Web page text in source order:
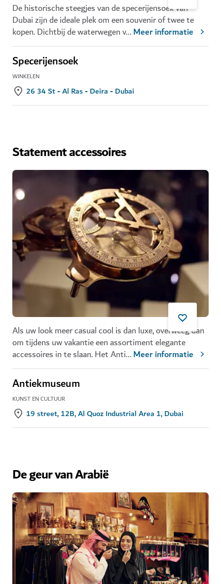
De historische steegjes van de specerijensoek van
Dubai zijn de ideale plek om een souvenir of twee te
kopen. Dichtbij de waterwegen v...Meer informatie
Specerijensoek
WINKELEN
26 34 St - Al Ras - Deira - Dubai
Statement accessoires
Als uw look meer casual cool is dan luxe, overweeg dan
om tijdens uw vakantie een assortiment elegante
accessoires in te slaan. Het Anti...Meer informatie
Antiekmuseum
KUNST EN CULTUUR
19 street, 12B, Al Quoz Industrial Area 1, Dubai
De geur van Arabië